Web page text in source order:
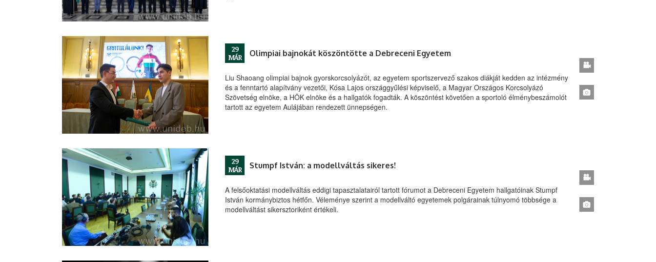
29
MÁR
Olimpiai bajnokát köszöntötte a Debreceni Egyetem
Liu Shaoang olimpiai bajnok gyorskorcsolyázót, az egyetem sportszervező szakos diákját kedden az intézmény
és a fenntartó alapítvány vezetői, Kósa Lajos országgyűlési képviselő, a Magyar Országos Korcsolyázó
Szövetség elnöke, a HÖK elnöke és a hallgatók fogadták. A köszöntést követően a sportoló élménybeszámolót
tartott az egyetem Aulájában rendezett ünnepségen.
29
MÁR
Stumpf István: a modellváltás sikeres!
A felsőoktatási modellváltás eddigi tapasztalatairól tartott fórumot a Debreceni Egyetem hallgatóinak Stumpf
István kormánybiztos hétfőn. Véleménye szerint a modellváltó egyetemek polgárainak túlnyomó többsége a
modellváltást sikersztoriként értékeli.